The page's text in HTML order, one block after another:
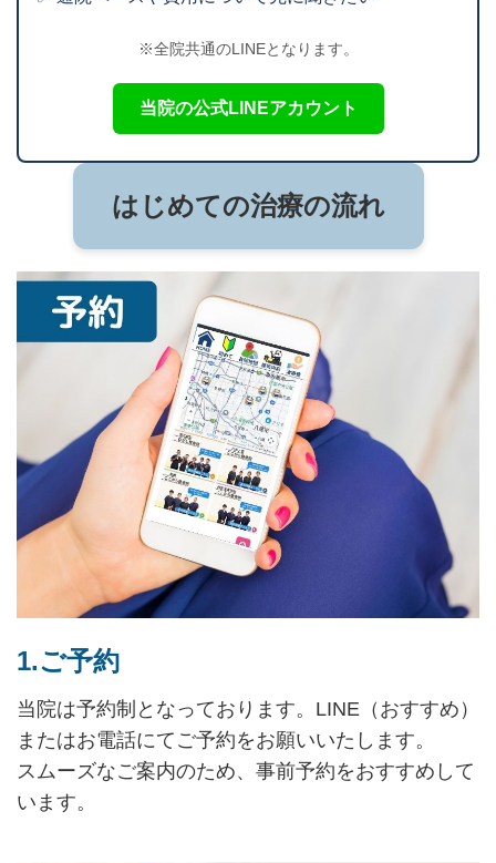
※全院共通のLINEとなります。
当院の公式LINEアカウント
はじめての治療の流れ
1.ご予約
当院は予約制となっております。LINE（おすすめ）
またはお電話にてご予約をお願いいたします。
スムーズなご案内のため、事前予約をおすすめして
います。